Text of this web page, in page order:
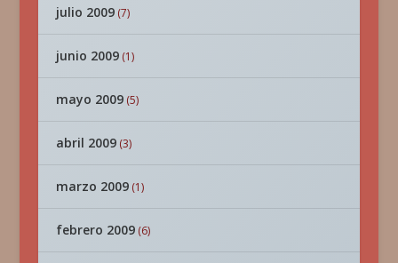
julio 2009(7)
junio 2009(1)
mayo 2009(5)
abril 2009(3)
marzo 2009(1)
febrero 2009(6)